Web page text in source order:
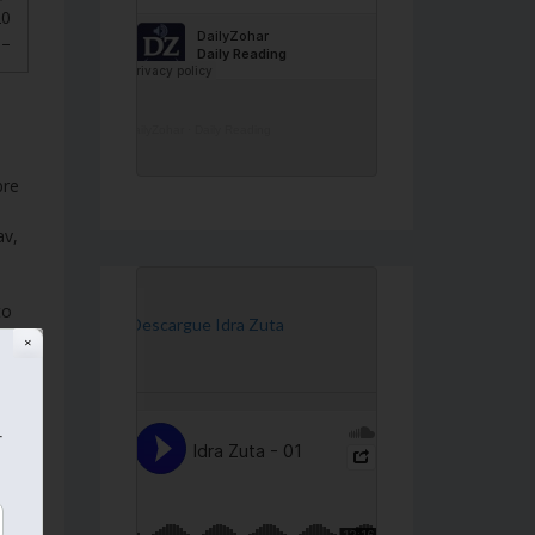
[Descargue Idra Zuta
✕